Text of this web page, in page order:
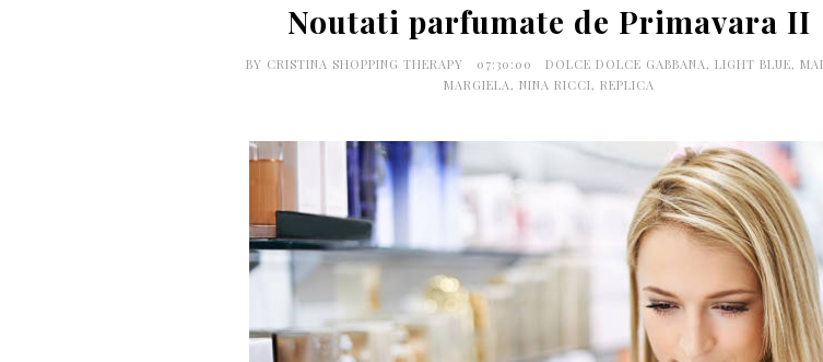
Noutati parfumate de Primavara II
BY CRISTINA SHOPPING THERAPY 07:30:00 DOLCE DOLCE GABBANA, LIGHT BLUE,
MARGIELA, NINA RICCI, REPLICA